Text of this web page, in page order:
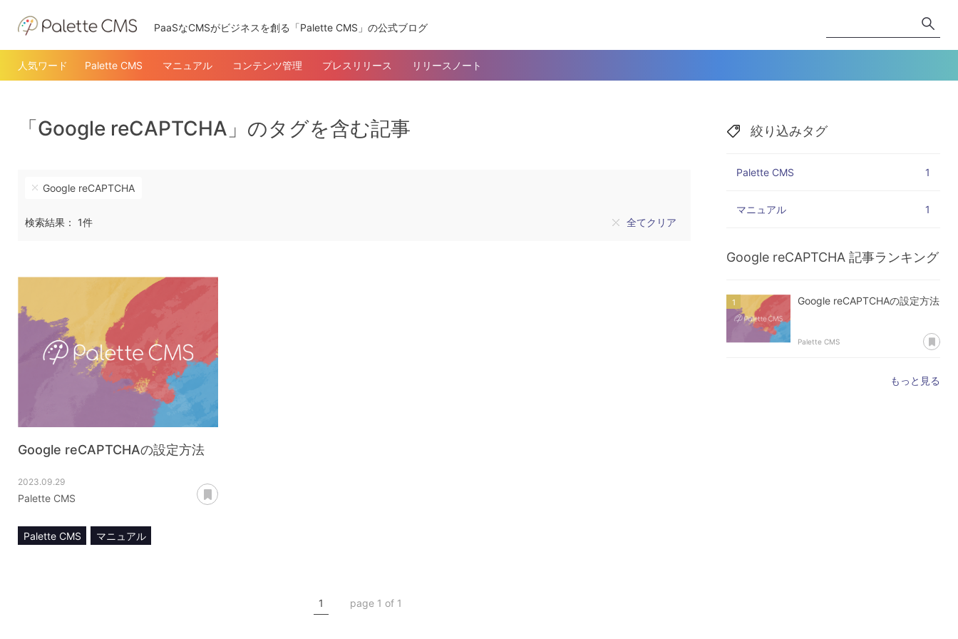
PaaSなCMSがビジネスを創る「Palette CMS」の公式ブログ
人気ワード Palette CMS マニュアル コンテンツ管理 プレスリリース リリースノート
「Google reCAPTCHA」のタグを含む記事
Google reCAPTCHA
検索結果： 1件 全てクリア
Google reCAPTCHAの設定方法
2023.09.29
Palette CMS
Palette CMS
マニュアル
1 page 1 of 1
絞り込みタグ
Palette CMS 1
マニュアル 1
Google reCAPTCHA 記事ランキング
Google reCAPTCHAの設定方法
Palette CMS あ
もっと見る